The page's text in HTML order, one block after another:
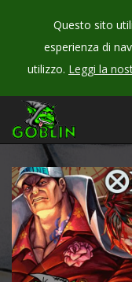
Questo sito
esperienza di
utilizzo. Leggi la